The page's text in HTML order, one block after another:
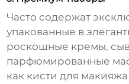
Часто содержат
упакованные в
роскошные кремы,
парфюмированные
как кисти для